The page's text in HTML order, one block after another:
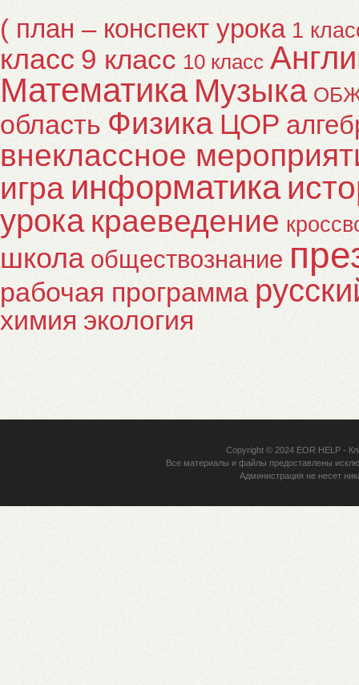
( план – конспект урока 1
класс 9 класс 10 класс
Математика Музыка
область Физика ЦОР
внеклассное
игра информатика
урока краеведение
школа обществознание
рабочая программа
химия экология
Copyright © 2024 EOR HELP-
Все материалы и файлы предоставлены
Администрация не несет